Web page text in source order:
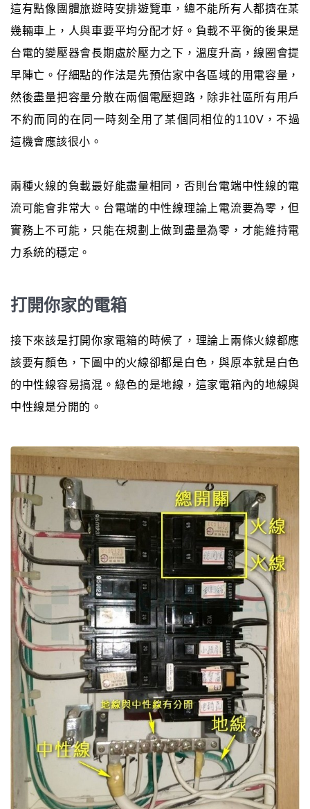
這有點像團體旅遊時安排遊覽車，總不能所有人都擠在某
幾輛車上，人與車要平均分配才好。負載不平衡的後果是
台電的變壓器會長期處於壓力之下，溫度升高，線圈會提
早陣亡。仔細點的作法是先預估家中各區域的用電容量，
然後盡量把容量分散在兩個電壓迴路，除非社區所有用戶
不約而同的在同一時刻全用了某個同相位的110V，不過
這機會應該很小。
兩種火線的負載最好能盡量相同，否則台電端中性線的電
流可能會非常大。台電端的中性線理論上電流要為零，但
實務上不可能，只能在規劃上做到盡量為零，才能維持電
力系統的穩定。
打開你家的電箱
接下來該是打開你家電箱的時候了，理論上兩條火線都應
該要有顏色，下圖中的火線卻都是白色，與原本就是白色
的中性線容易搞混。綠色的是地線，這家電箱內的地線與
中性線是分開的。